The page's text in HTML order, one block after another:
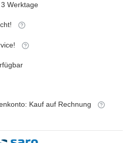
Werktage
Kauf auf Rechnung